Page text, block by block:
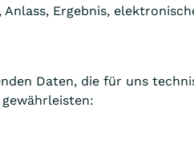
Ergebnis,
Daten, die für uns